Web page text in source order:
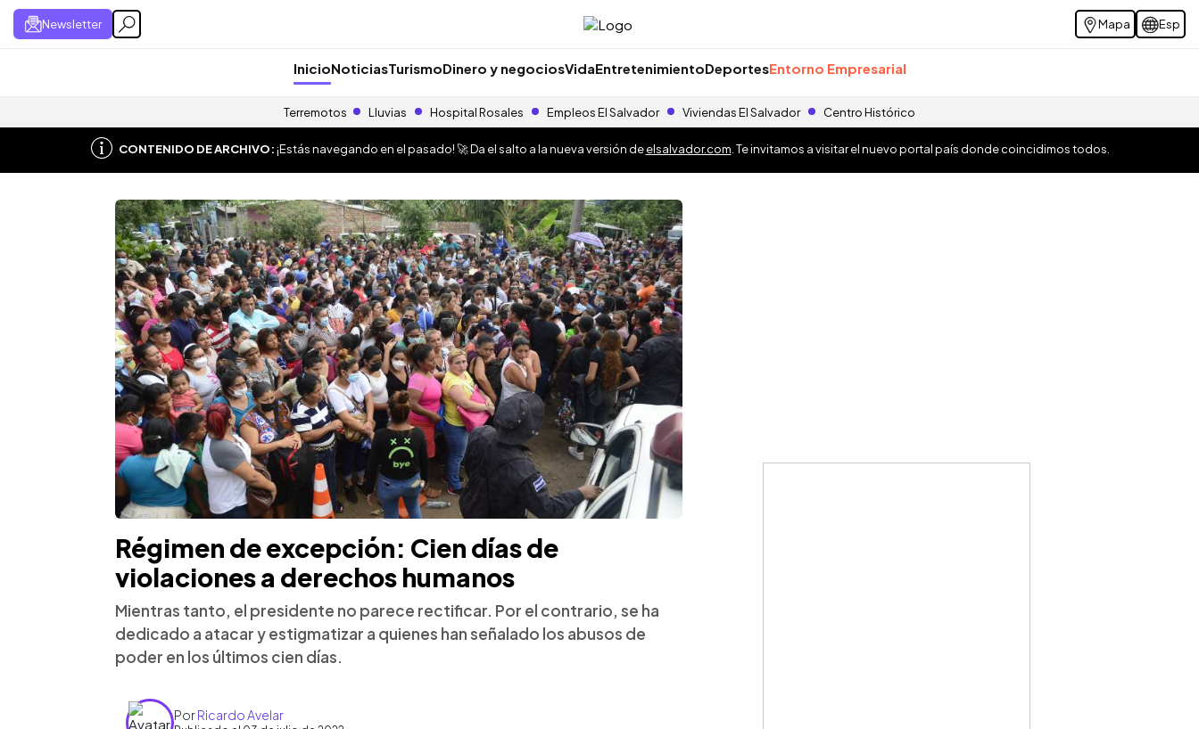
Newsletter Mapa Esp
InicioNoticiasTurismoDinero y negociosVidaEntretenimientoDeportesEntorno Empresarial
Terremotos Lluvias Hospital Rosales Empleos El Salvador Viviendas El Salvador Centro Histórico
CONTENIDO DE ARCHIVO:¡Estás navegando en el pasado! 🚀 Da el salto a la nueva versión deelsalvador.com . Te invitamos a visitar el nuevo portal país donde coincidimos todos.
Régimen de excepción: Cien días de
violaciones a derechos humanos
Mientras tanto, el presidente no parece rectificar. Por el contrario, se ha
dedicado a atacar y estigmatizar a quienes han señalado los abusos de
poder en los últimos cien días.
PorRicardo Avelar